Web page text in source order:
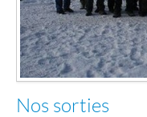
Nos sorties